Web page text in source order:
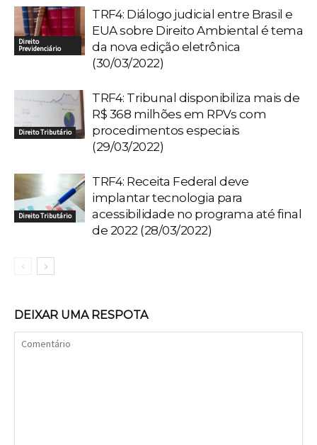
Direito
Previdenciário
TRF4: Diálogo judicial entre Brasil e
EUA sobre Direito Ambiental é tema
da nova edição eletrônica
(30/03/2022)
Direito Tributário
TRF4: Tribunal disponibiliza mais de
R$ 368 milhões em RPVs com
procedimentos especiais
(29/03/2022)
Direito Tributário
TRF4: Receita Federal deve
implantar tecnologia para
acessibilidade no programa até final
de 2022 (28/03/2022)
DEIXAR UMA RESPOTA